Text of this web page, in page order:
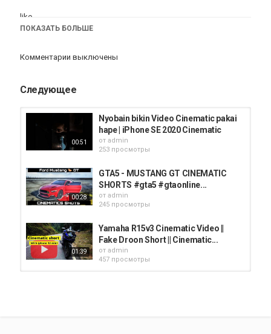
like
share
AppStore
ПОКАЗАТЬ БОЛЬШЕ
Комментарии выключены
Следующее
00:51
Nyobain bikin Video Cinematic pakai
hape | iPhone SE 2020 Cinematic
от admin
253 просмотры
00:28
GTA5 - MUSTANG GT CINEMATIC
SHORTS #gta5 #gtaonline...
от admin
245 просмотры
01:39
Yamaha R15v3 Cinematic Video ||
Fake Droon Short || Cinematic...
от admin
457 просмотры